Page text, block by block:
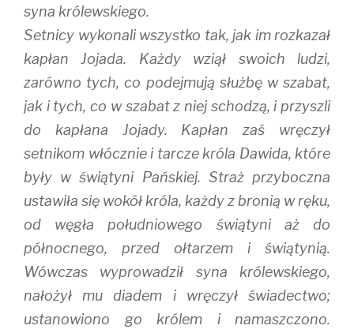
syna królewskiego.
Setnicy wykonali wszystko tak, jak im rozkazał
kapłan Jojada. Każdy wziął swoich ludzi,
zarówno tych, co podejmują służbę w szabat,
jak i tych, co w szabat z niej schodzą, i przyszli
do kapłana Jojady. Kapłan zaś wręczył
setnikom włócznie i tarcze króla Dawida, które
były w świątyni Pańskiej. Straż przyboczna
ustawiła się wokół króla, każdy z bronią w ręku,
od węgła południowego świątyni aż do
północnego, przed ołtarzem i świątynią.
Wówczas wyprowadził syna królewskiego,
nałożył mu diadem i wręczył świadectwo;
ustanowiono go królem i namaszczono.